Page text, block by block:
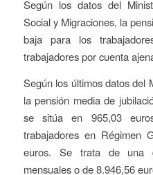
Según los datos del
Social y Migraciones, la
baja para los
trabajadores por cuenta
Según los últimos datos del
la pensión media de
se sitúa en 965,03
trabajadores en Régimen
euros. Se trata de una
mensuales o de 8.946,56